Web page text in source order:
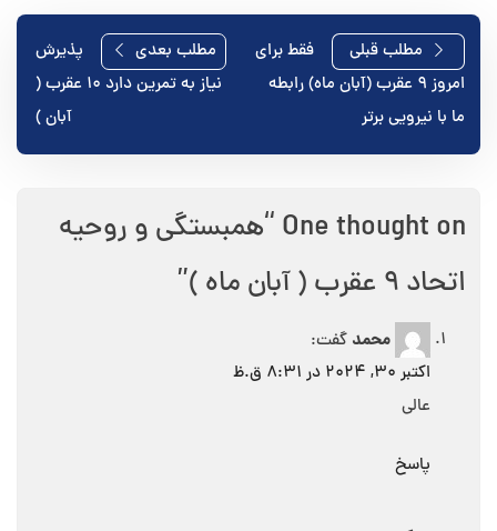
راهبری
نوشته
مطلب قبلی
فقط برای
امروز ۹ عقرب (آبان ماه) رابطه
ما با نیرویی برتر
مطلب بعدی
پذیرش
نیاز به تمرین دارد ۱۰ عقرب (
آبان )
One thought on “ همبستگی و روحیه
اتحاد ۹ عقرب ( آبان ماه )
”
محمد گفت:
اکتبر 30, 2024 در 8:31 ق.ظ
عالی
پاسخ